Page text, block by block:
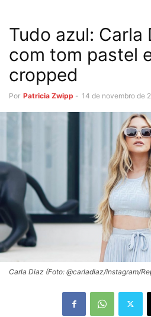
Tudo azul: Carla
com tom pastel
cropped
Por Patricia Zwipp - 14 de novembro de
Carla Diaz (Foto: @carladiaz/Instagram/